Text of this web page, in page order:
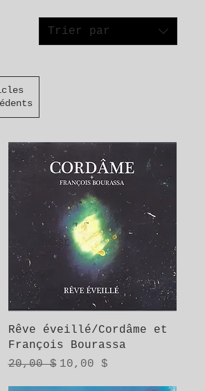
Trier par
Aperçu rapide
Rêve éveillé/Cordâme et
François Bourassa
Prix original
20,00 $ Prix promotionnel
10,00 $
buy/acheter